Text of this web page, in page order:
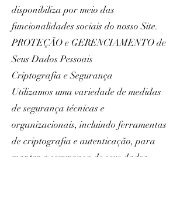
disponibiliza por meio das
funcionalidades sociais do nosso Site.
PROTEÇÃO e GERENCIAMENTO de
Seus Dados Pessoais
Criptografia e Segurança
Utilizamos uma variedade de medidas
de segurança técnicas e
organizacionais, incluindo ferramentas
de criptografia e autenticação, para
manter a segurança de seus dados